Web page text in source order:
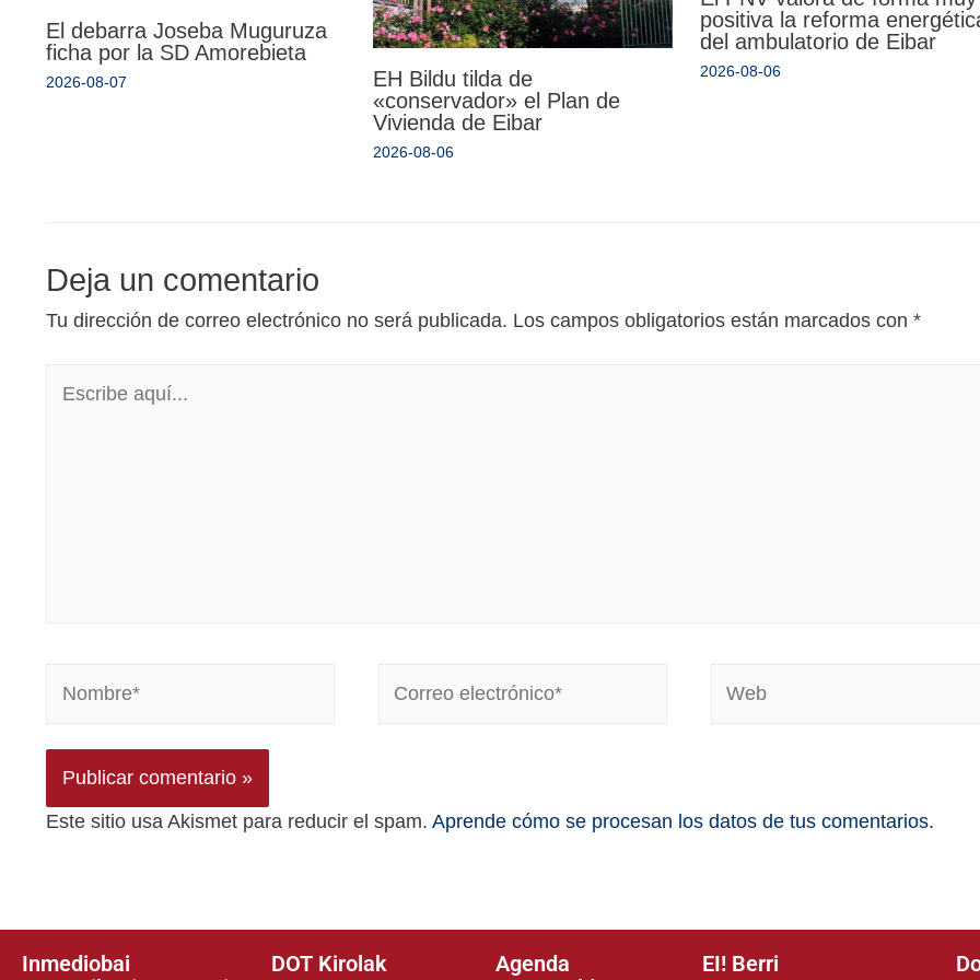
El debarra Joseba Muguruza
ficha por la SD Amorebieta
2026-08-07
EH Bildu tilda de
«conservador» el Plan de
Vivienda de Eibar
2026-08-06
positiva la reforma
del ambulatorio de Eibar
2026-08-06
Deja un comentario
Tu dirección de correo electrónico no será publicada. Los campos obligatorios están marcados con *
Este sitio usa Akismet para reducir el spam. Aprende cómo se procesan los datos de tus comentarios.
Inmediobai
DOT Kirolak
Agenda
EI! Berri